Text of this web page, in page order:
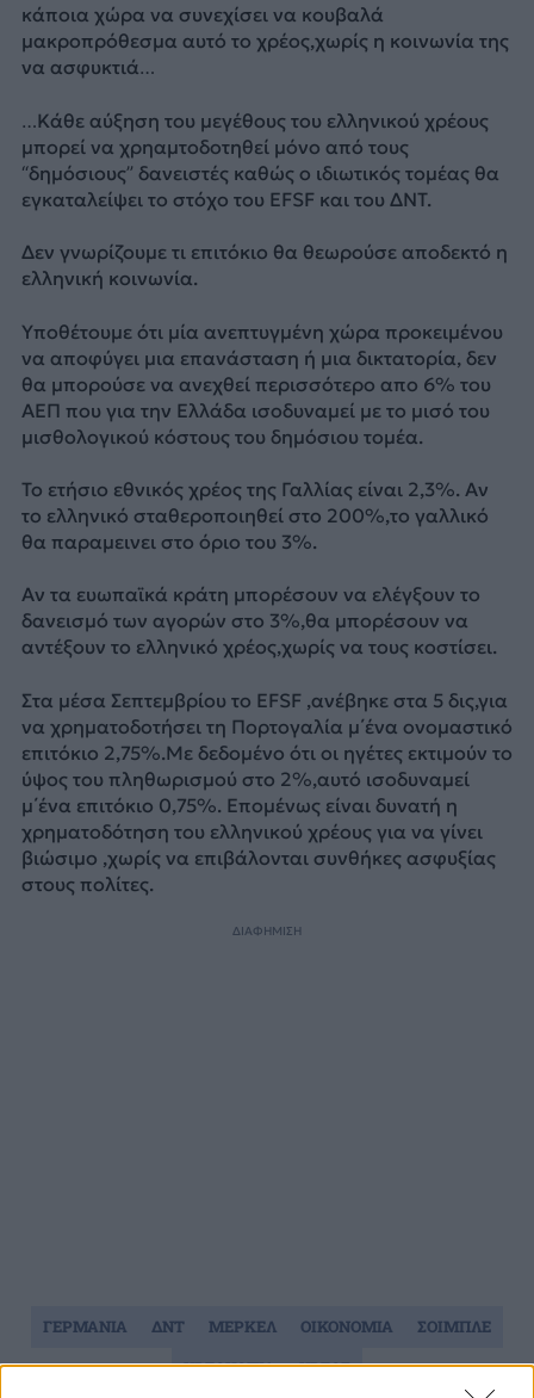
κάποια χώρα να συνεχίσει να κουβαλά
μακροπρόθεσμα αυτό το χρέος,χωρίς η κοινωνία της
να ασφυκτιά…
…Κάθε αύξηση του μεγέθους του ελληνικού χρέους
μπορεί να χρηαμτοδοτηθεί μόνο από τους
“δημόσιους” δανειστές καθώς ο ιδιωτικός τομέας θα
εγκαταλείψει το στόχο του EFSF και του ΔΝΤ.
Δεν γνωρίζουμε τι επιτόκιο θα θεωρούσε αποδεκτό η
ελληνική κοινωνία.
Υποθέτουμε ότι μία ανεπτυγμένη χώρα προκειμένου
να αποφύγει μια επανάσταση ή μια δικτατορία, δεν
θα μπορούσε να ανεχθεί περισσότερο απο 6% του
ΑΕΠ που για την Ελλάδα ισοδυναμεί με το μισό του
μισθολογικού κόστους του δημόσιου τομέα.
Το ετήσιο εθνικός χρέος της Γαλλίας είναι 2,3%. Αν
το ελληνικό σταθεροποιηθεί στο 200%,το γαλλικό
θα παραμεινει στο όριο του 3%.
Αν τα ευωπαϊκά κράτη μπορέσουν να ελέγξουν το
δανεισμό των αγορών στο 3%,θα μπορέσουν να
αντέξουν το ελληνικό χρέος,χωρίς να τους κοστίσει.
Στα μέσα Σεπτεμβρίου το EFSF ,ανέβηκε στα 5 δις,για
να χρηματοδοτήσει τη Πορτογαλία μ΄ένα ονομαστικό
επιτόκιο 2,75%.Με δεδομένο ότι οι ηγέτες εκτιμούν το
ύψος του πληθωρισμού στο 2%,αυτό ισοδυναμεί
μ΄ένα επιτόκιο 0,75%. Επομένως είναι δυνατή η
χρηματοδότηση του ελληνικού χρέους για να γίνει
βιώσιμο ,χωρίς να επιβάλονται συνθήκες ασφυξίας
στους πολίτες.
ΔΙΑΦΗΜΙΣΗ
ΓΕΡΜΑΝΙΑ ΔΝΤ ΜΕΡΚΕΛ ΟΙΚΟΝΟΜΙΑ
ΣΟΙΜΠΛΕ
ΧΡΕΟΚΟΠΙΑ
ΧΡΕΟΣ